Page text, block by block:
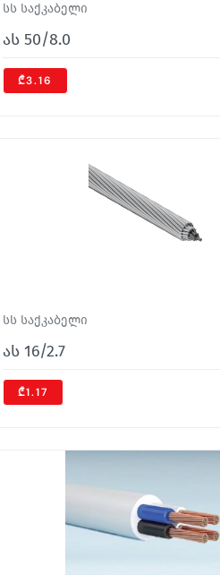
სს საქკაბელი
ას 50/8.0
₾3.16
სს საქკაბელი
ას 16/2.7
₾1.17